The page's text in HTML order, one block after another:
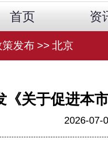
首页 资
策发布 >> 北京
《关于促进本
2026-07-